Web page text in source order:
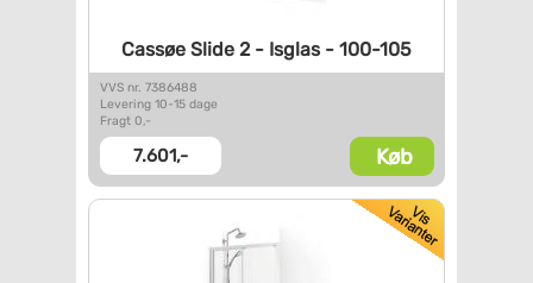
Cassøe Slide 2 - Isglas - 100-105
VVS nr. 7386488
Levering 10-15 dage
Fragt 0,-
7.601,- Køb